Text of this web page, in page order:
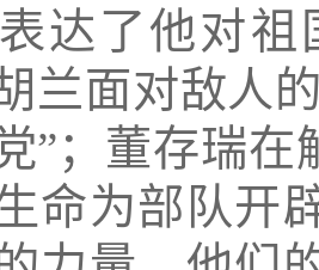
达了他对
兰面对敌人
”；董存瑞
命为部队开